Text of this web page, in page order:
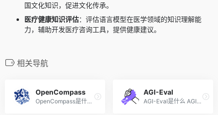
国文化知识，促进文化传承。
医疗健康知识评估：评估语言模型在医学领域的知识理解能
力，辅助开发医疗咨询工具，提供健康建议。
相关导航
OpenCompass
OpenCompass是什么 OpenCompa...
AGI-Eval
AGI-Eval是什么 AGI-Eval是上...